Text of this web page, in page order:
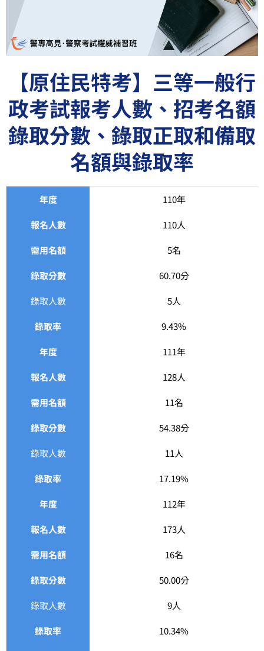
【原住民特考】三等一般行
政考試報考人數、招考名額
錄取分數、錄取正取和備取
名額與錄取率
年度 110年
報名人數 110人
需用名額 5名
錄取分數 60.70分
錄取人數 5人
錄取率 9.43%
年度 111年
報名人數 128人
需用名額 11名
錄取分數 54.38分
錄取人數 11人
錄取率 17.19%
年度 112年
報名人數 173人
需用名額 16名
錄取分數 50.00分
錄取人數 9人
錄取率 10.34%